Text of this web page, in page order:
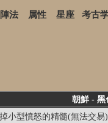
陣法 属性 星座 考古
朝鮮 - 黑
小型憤怒的精髓(無法交易